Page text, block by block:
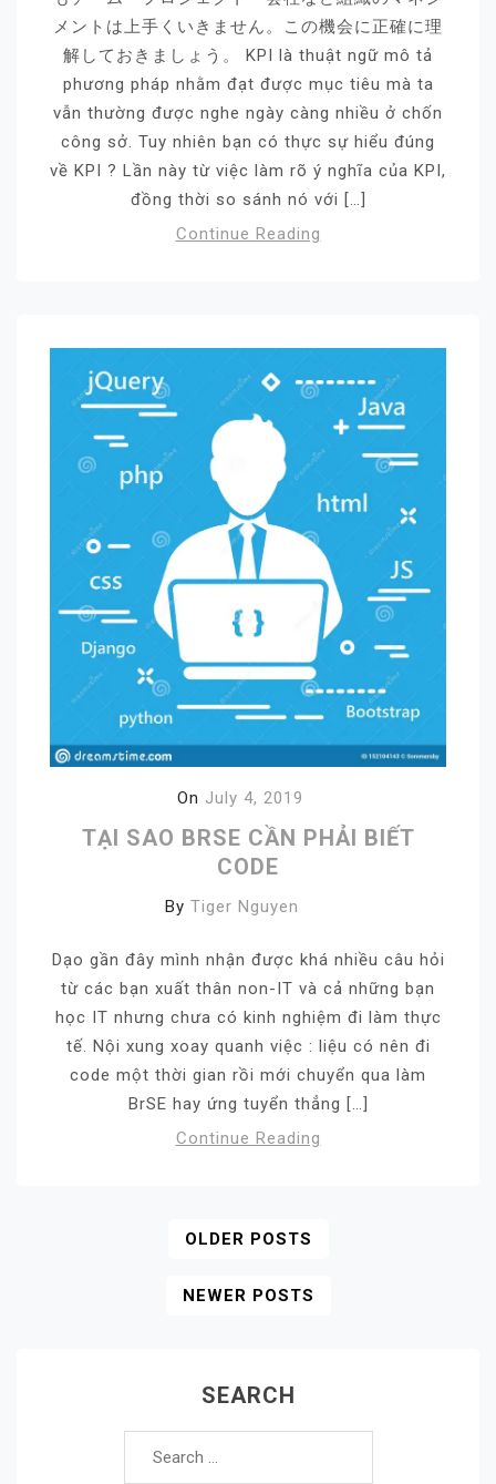
メントは上手くいきません。この機会に正確に理
解しておきましょう。 KPI là thuật ngữ mô tả
phương pháp nhằm đạt được mục tiêu mà ta
vẫn thường được nghe ngày càng nhiều ở chốn
công sở. Tuy nhiên bạn có thực sự hiểu đúng
về KPI ? Lần này từ việc làm rõ ý nghĩa của KPI,
đồng thời so sánh nó với […]
Continue Reading
On July 4, 2019
TẠI SAO BRSE CẦN PHẢI BIẾT
CODE
By Tiger Nguyen
Dạo gần đây mình nhận được khá nhiều câu hỏi
từ các bạn xuất thân non-IT và cả những bạn
học IT nhưng chưa có kinh nghiệm đi làm thực
tế. Nội xung xoay quanh việc : liệu có nên đi
code một thời gian rồi mới chuyển qua làm
BrSE hay ứng tuyển thẳng […]
Continue Reading
Navigation
OLDER POSTS
NEWER POSTS
SEARCH
Search